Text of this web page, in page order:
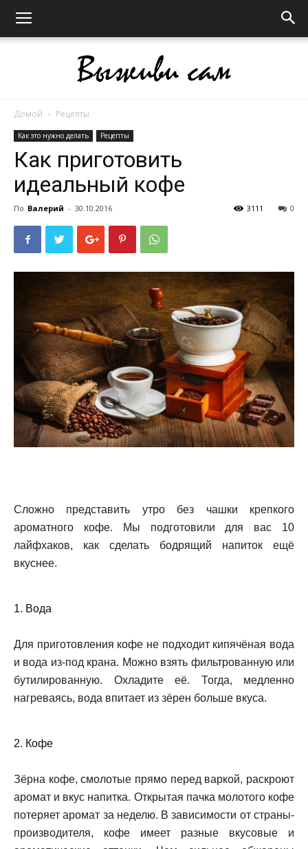
сам
Домой Рецепты
Как это нужно делать Рецепты
Как приготовить
идеальный кофе
По Валерий - 30.10.2016 0
3111
Сложно представить утро без чашки крепкого
ароматного кофе. Мы подготовили для вас 10
лайфхаков, как сделать бодрящий напиток ещё
вкуснее.
1. Вода
Для приготовления кофе не подходит кипячёная вода
и вода из-под крана. Можно взять фильтрованную или
бутилированную. Охладите её. Тогда, медленно
нагреваясь, вода впитает из зёрен больше вкуса.
2. Кофе
Зёрна кофе, смолотые прямо перед варкой, раскроют
аромат и вкус напитка. Открытая пачка молотого кофе
потеряет аромат за неделю. В зависимости от страны-
производителя, кофе имеет разные вкусовые и